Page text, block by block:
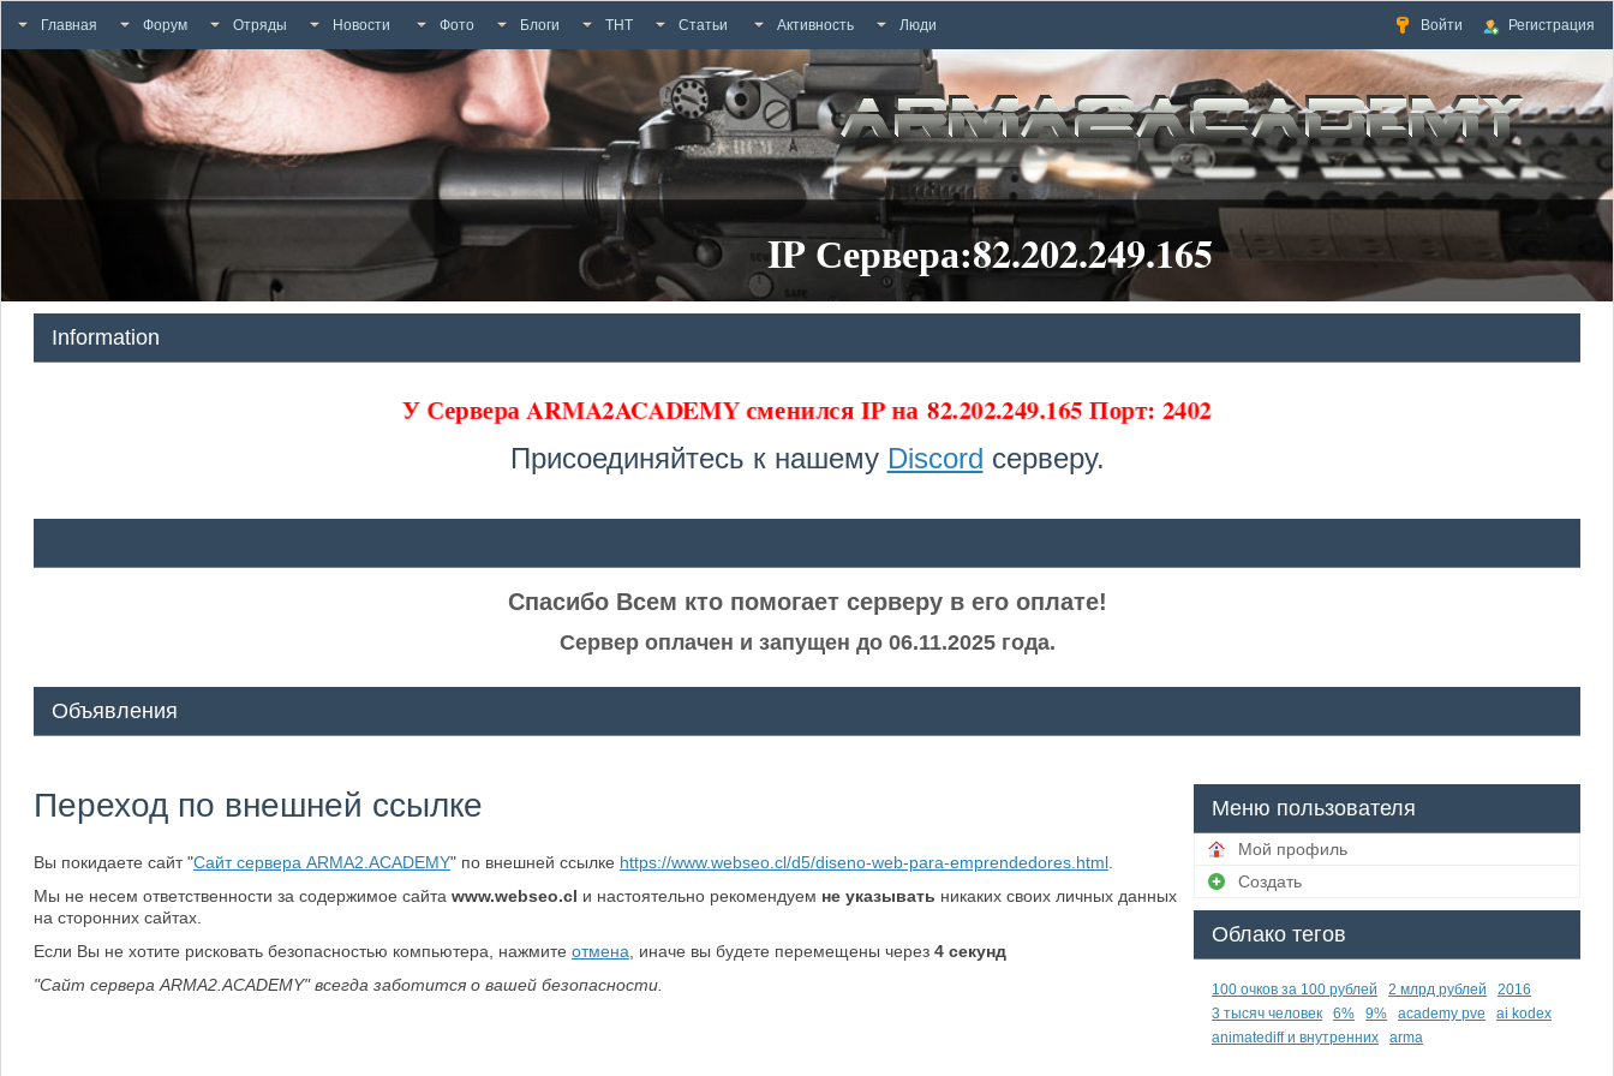
Главная Форум Отряды Новости Фото Блоги ТНТ Статьи Активность Люди Войти Регистрация
IP Сервера:82.202.249.165
Information
У Сервера ARMA2ACADEMY сменился IP на82.202.249.165 Порт: 2402
Присоединяйтесь к нашему Discord серверу.
Спасибо Всем кто помогает серверу в его оплате!
Сервер оплачен и запущен до 06.11.2025 года.
Объявления
Переход по внешней ссылке
Вы покидаете сайт "Сайт сервера ARMA2.ACADEMY" по внешней ссылке https://www.webseo.cl/d5/diseno-web-para-emprendedores.html.
Мы не несем ответственности за содержимое сайта www.webseo.cl и настоятельно рекомендуем не указывать никаких своих личных данных
на сторонних сайтах.
Если Вы не хотите рисковать безопасностью компьютера, нажмите отмена , иначе вы будете перемещены через 4секунд
"Сайт сервера ARMA2.ACADEMY" всегда заботится о вашей безопасности.
Меню пользователя
Мой профиль
Создать
Облако тегов
100 очков за 100 рублей 2 млрд рублей
2016
3 тысяч человек
6% 9% academy pve
ai kodex
animatediff и внутренних
arma